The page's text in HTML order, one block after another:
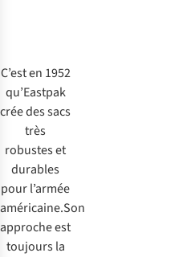
C’est en 1952
qu’Eastpak
crée des sacs
très
robustes et
durables
pour l’armée
américaine.Son
approche est
toujours la